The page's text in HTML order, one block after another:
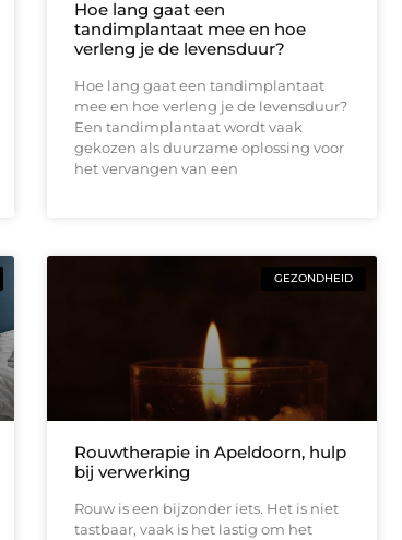
Hoe lang gaat een
tandimplantaat mee en hoe
verleng je de levensduur?
Hoe lang gaat een tandimplantaat
mee en hoe verleng je de levensduur?
Een tandimplantaat wordt vaak
gekozen als duurzame oplossing voor
het vervangen van een
GEZONDHEID
Rouwtherapie in Apeldoorn, hulp
bij verwerking
Rouw is een bijzonder iets. Het is niet
tastbaar, vaak is het lastig om het